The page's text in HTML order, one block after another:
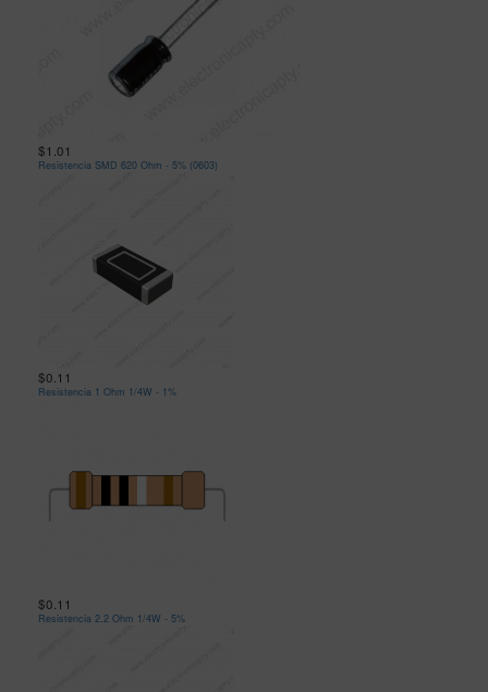
$1.01
Resistencia SMD 620 Ohm - 5% (0603)
$0.11
Resistencia 1 Ohm 1/4W - 1%
$0.11
Resistencia 2.2 Ohm 1/4W - 5%